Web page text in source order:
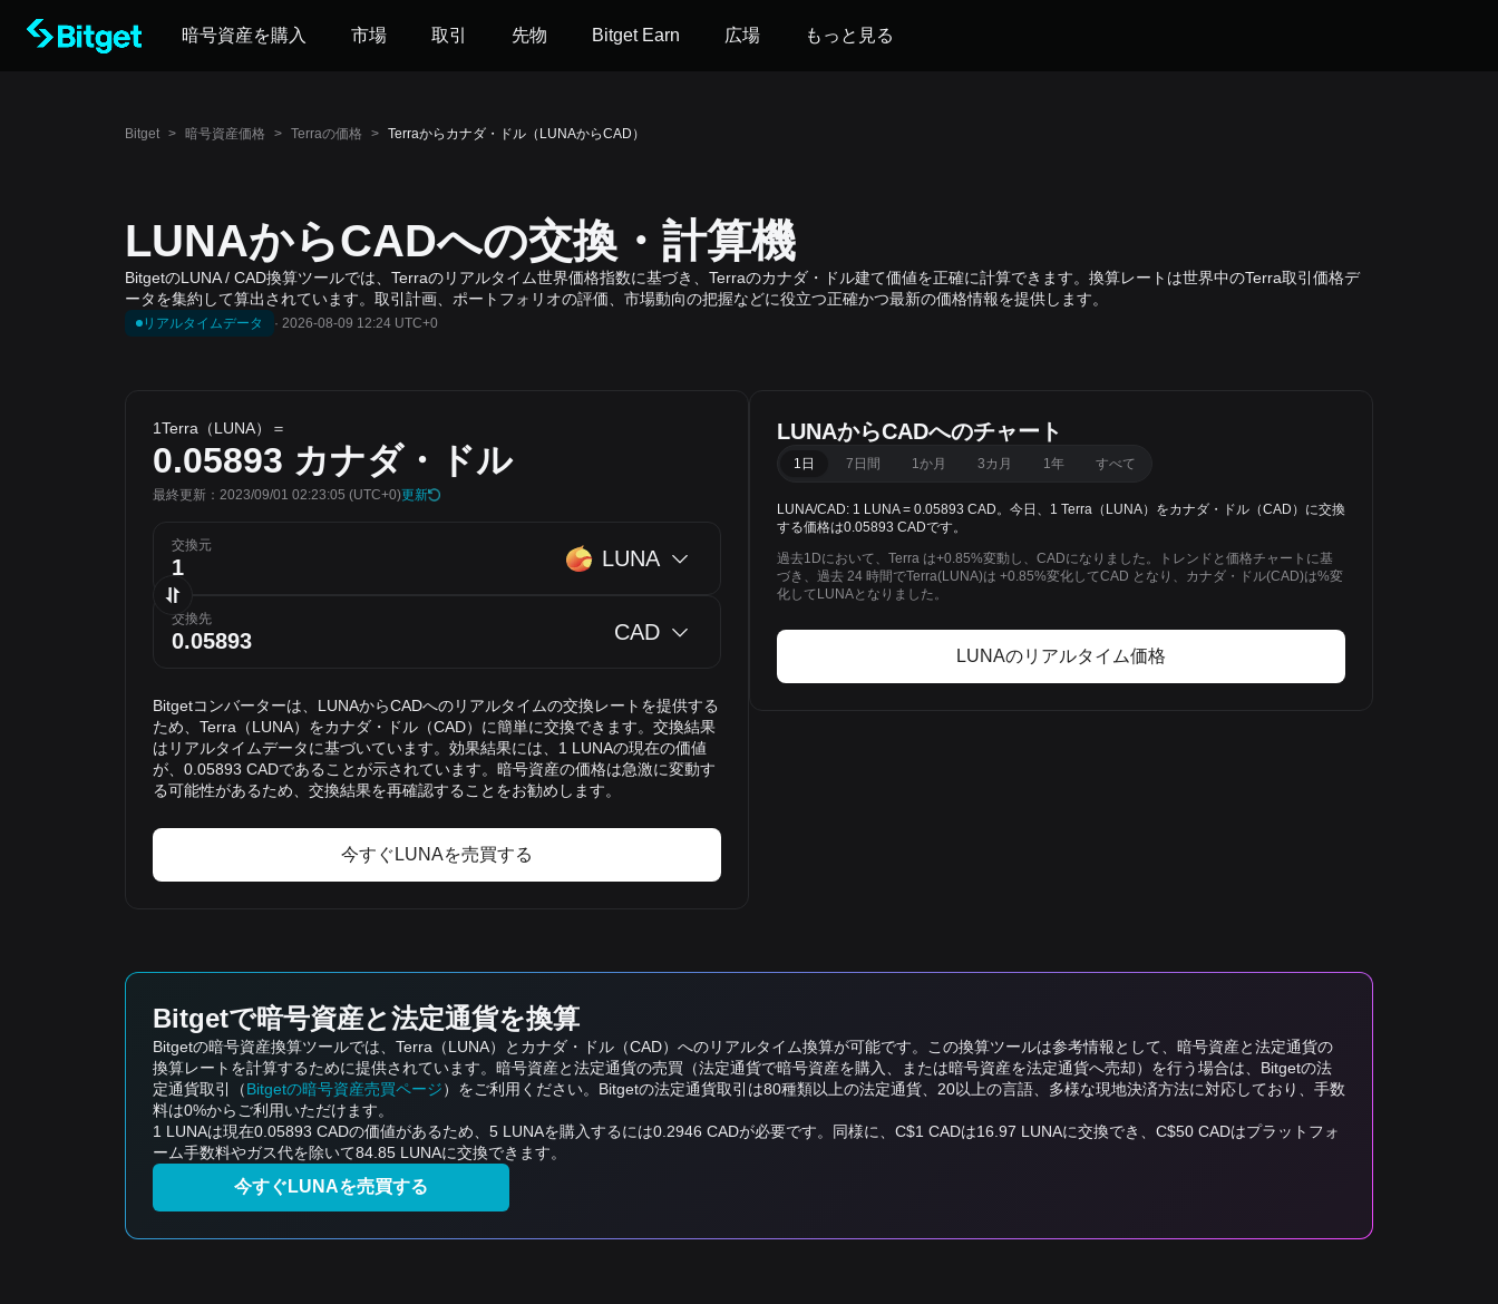
暗号資産を購入 市場 取引 先物 Bitget Earn 広場 もっと見る
Bitget > 暗号資産価格 > Terraの価格 > Terraからカナダ・ドル（LUNAからCAD）
LUNAからCADへの交換・計算機
BitgetのLUNA / CAD換算ツールでは、Terraのリアルタイム世界価格指数に基づき、Terraのカナダ・ドル建て価値を正確に計算できます。換算レートは世界中のTerra取引価格デ
ータを集約して算出されています。取引計画、ポートフォリオの評価、市場動向の把握などに役立つ正確かつ最新の価格情報を提供します。
リアルタイムデータ · 2026-08-09 12:24 UTC+0
1Terra（LUNA）＝
0.05893 カナダ・ドル
最終更新：2023/09/01 02:23:05 (UTC+0)更新
交換元
LUNA
交換先
CAD
Bitgetコンバーターは、LUNAからCADへのリアルタイムの交換レートを提供する
ため、Terra（LUNA）をカナダ・ドル（CAD）に簡単に交換できます。交換結果
はリアルタイムデータに基づいています。効果結果には、1 LUNAの現在の価値
が、0.05893 CADであることが示されています。暗号資産の価格は急激に変動す
る可能性があるため、交換結果を再確認することをお勧めします。
今すぐLUNAを売買する
LUNAからCADへのチャート
1日 7日間 1か月 3カ月 1年 すべて
LUNA/CAD: 1 LUNA = 0.05893 CAD。今日、1 Terra（LUNA）をカナダ・ドル（CAD）に交換
する価格は0.05893 CADです。
過去1Dにおいて、Terra は+0.85%変動し、CADになりました。トレンドと価格チャートに基
づき、過去 24 時間でTerra(LUNA)は +0.85%変化してCAD となり、カナダ・ドル(CAD)は%変
化してLUNAとなりました。
LUNAのリアルタイム価格
Bitgetで暗号資産と法定通貨を換算
Bitgetの暗号資産換算ツールでは、Terra（LUNA）とカナダ・ドル（CAD）へのリアルタイム換算が可能です。この換算ツールは参考情報として、暗号資産と法定通貨の
換算レートを計算するために提供されています。暗号資産と法定通貨の売買（法定通貨で暗号資産を購入、または暗号資産を法定通貨へ売却）を行う場合は、Bitgetの法
定通貨取引（Bitgetの暗号資産売買ページ）をご利用ください。Bitgetの法定通貨取引は80種類以上の法定通貨、20以上の言語、多様な現地決済方法に対応しており、手数
料は0%からご利用いただけます。
1 LUNAは現在0.05893 CADの価値があるため、5 LUNAを購入するには0.2946 CADが必要です。同様に、C$1 CADは16.97 LUNAに交換でき、C$50 CADはプラットフォ
ーム手数料やガス代を除いて84.85 LUNAに交換できます。
今すぐLUNAを売買する